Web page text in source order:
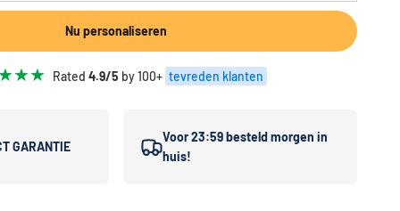
Nu personaliseren
Rated 4.9/5 by 100+ tevreden klanten
GARANTIE
Voor 23:59 besteld morgen in
huis!